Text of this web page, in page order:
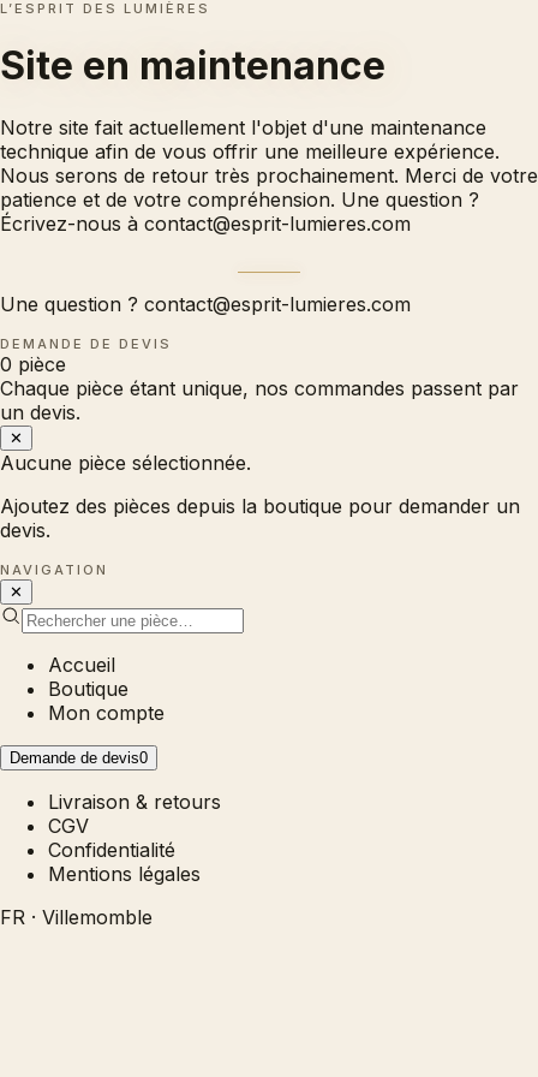
L’ESPRIT DES LUMIÈRES
Site en maintenance
Notre site fait actuellement l'objet d'une maintenance
technique afin de vous offrir une meilleure expérience.
Nous serons de retour très prochainement. Merci de votre
patience et de votre compréhension. Une question ?
Écrivez-nous à contact@esprit-lumieres.com
Une question ? contact@esprit-lumieres.com
DEMANDE DE DEVIS
0 pièce
Chaque pièce étant unique, nos commandes passent par
un devis.
✕
Aucune pièce sélectionnée.
Ajoutez des pièces depuis la boutique pour demander un
devis.
NAVIGATION
✕
Accueil
Boutique
Mon compte
Demande de devis0
Livraison & retours
CGV
Confidentialité
Mentions légales
FR · Villemomble